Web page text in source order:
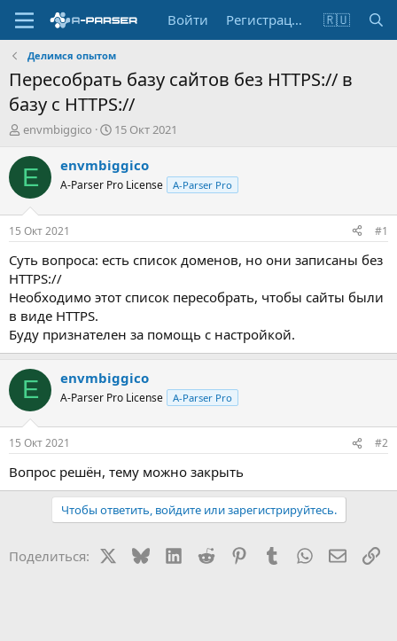
Войти Регистрация 🇷🇺
Делимся опытом
Пересобрать базу сайтов без HTTPS:// в
базу с HTTPS://
А
т
о
т
е
м
ы
envmbiggico
Д
т
а
н
а
л
15 Окт 2021
E envmbiggico
A-Parser Pro License A-Parser Pro
15 Окт 2021 #1
Суть вопроса: есть список доменов, но они записаны без
HTTPS://
Необходимо этот список пересобрать, чтобы сайты были
в виде HTTPS.
Буду признателен за помощь с настройкой.
E envmbiggico
A-Parser Pro License A-Parser Pro
15 Окт 2021 #2
Вопрос решён, тему можно закрыть
Чтобы ответить, войдите или зарегистрируйтесь.
Поделиться: BlueskyLinkedIn
Reddit PinterestTumblr WhatsApp